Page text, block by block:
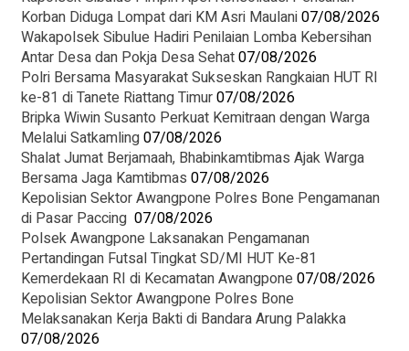
Korban Diduga Lompat dari KM Asri Maulani07/08/2026
Wakapolsek Sibulue Hadiri Penilaian Lomba Kebersihan
Antar Desa dan Pokja Desa Sehat07/08/2026
Polri Bersama Masyarakat Sukseskan Rangkaian HUT RI
ke-81 di Tanete Riattang Timur07/08/2026
Bripka Wiwin Susanto Perkuat Kemitraan dengan Warga
Melalui Satkamling07/08/2026
Shalat Jumat Berjamaah, Bhabinkamtibmas Ajak Warga
Bersama Jaga Kamtibmas 07/08/2026
Kepolisian Sektor Awangpone Polres Bone Pengamanan
di Pasar Paccing ‎ 07/08/2026
Polsek Awangpone Laksanakan Pengamanan
Pertandingan Futsal Tingkat SD/MI HUT Ke-81
Kemerdekaan RI di Kecamatan Awangpone07/08/2026
‎Kepolisian Sektor Awangpone Polres Bone
Melaksanakan Kerja Bakti di Bandara Arung Palakka ‎
07/08/2026